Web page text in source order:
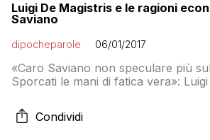
Luigi De Magistris e le ragioni
Saviano
dipocheparole 06/01/2017
«Caro Saviano non speculare più
Sporcati le mani di fatica vera»:
Saviano per rispondere alla sua
Repubblica in cui lo scrittore
Condividi